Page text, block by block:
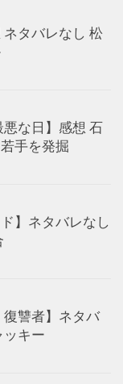
タバレなし 松
な日】感想 石
手を発掘
】ネタバレなし
讐者】ネタバ
ッキー